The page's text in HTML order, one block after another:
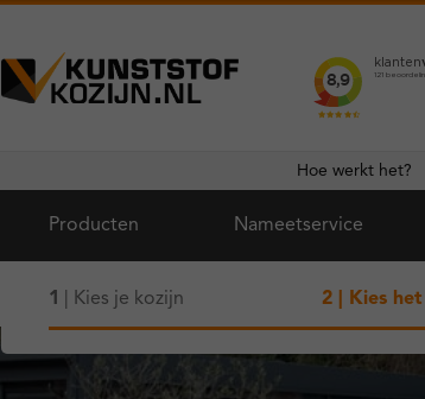
Ga
Ga
Hoe werkt het?
Producten Nameetservice
1 | Kies je kozijn 2| Kies het